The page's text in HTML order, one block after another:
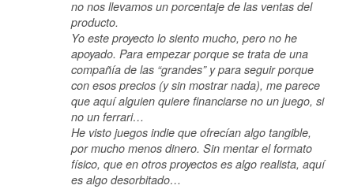
no nos llevamos un porcentaje de las ventas del
producto.
Yo este proyecto lo siento mucho, pero no he
apoyado. Para empezar porque se trata de una
compañía de las “grandes” y para seguir porque
con esos precios (y sin mostrar nada), me parece
que aquí alguien quiere financiarse no un juego, si
no un ferrari…
He visto juegos indie que ofrecían algo tangible,
por mucho menos dinero. Sin mentar el formato
físico, que en otros proyectos es algo realista, aquí
es algo desorbitado…